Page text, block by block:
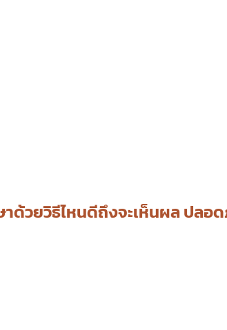
าด้วยวิธีไหนดีถึงจะเห็นผล ปลอ